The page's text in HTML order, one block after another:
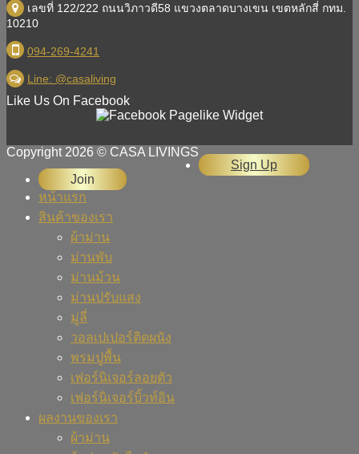
เลขที่ 122/222 ถนนวิภาวดี58 แขวงตลาดบางเขน เขตหลักสี่ กทม.
10210
094-269-4241
Line: @casaliving
Like Us On Facebook
Copyright 2026 © CASA LIVINGS
Sign Up
Join
หน้าแรก
สินค้าของเรา
ผ้าม่าน
ม่านพับ
ม่านม้วน
ม่านปรับแสง
มู่ลี่
วอลเปเปอร์ติดผนัง
พรมปูพื้น
เฟอร์นิเจอร์ลอยตัว
เฟอร์นิเจอร์บิ้วท์อิน
ผลงานของเรา
ผ้าม่าน